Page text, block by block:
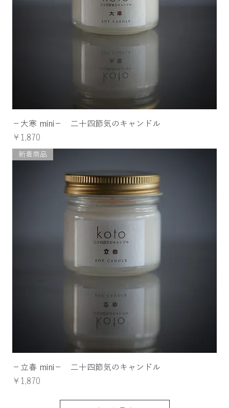
−大寒 mini− 二十四節気のキャンドル
価格
￥1,870
新着商品
−立春 mini− 二十四節気のキャンドル
価格
￥1,870